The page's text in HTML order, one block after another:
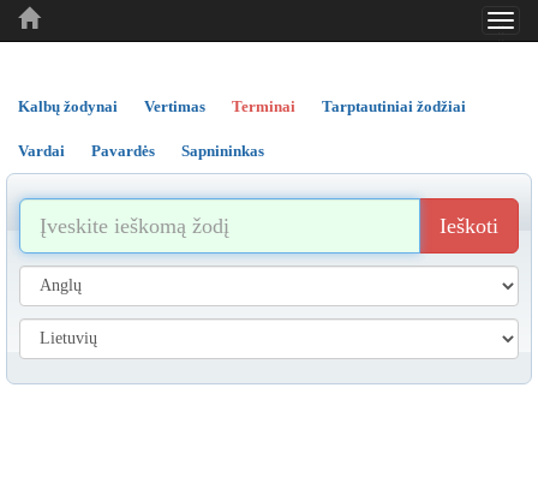
..
..
Kalbų žodynai Vertimas Terminai Tarptautiniai žodžiai
Vardai Pavardės Sapnininkas
Ieškoti